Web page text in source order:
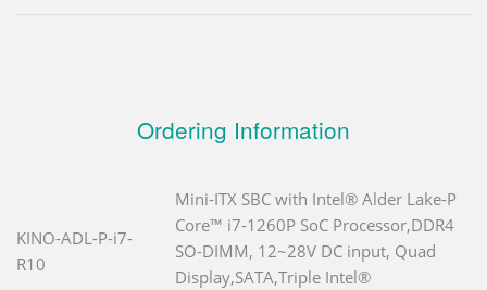
Ordering Information
KINO-ADL-P-i7-
R10
Mini-ITX SBC with Intel® Alder Lake-P
Core™ i7-1260P SoC Processor,DDR4
SO-DIMM, 12~28V DC input, Quad
Display,SATA,Triple Intel®